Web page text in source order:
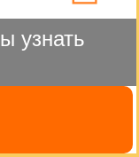
узнать